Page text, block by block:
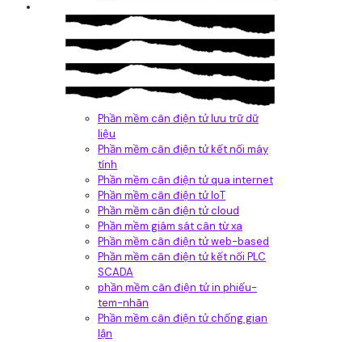
Phần mềm cân điện tử lưu trữ dữ
liệu
Phần mềm cân điện tử kết nối máy
tính
Phần mềm cân điện tử qua internet
Phần mềm cân điện tử IoT
Phần mềm cân điện tử cloud
Phần mềm giám sát cân từ xa
Phần mềm cân điện tử web-based
Phần mềm cân điện tử kết nối PLC
SCADA
phần mềm cân điện tử in phiếu-
tem-nhãn
Phần mềm cân điện tử chống gian
lận